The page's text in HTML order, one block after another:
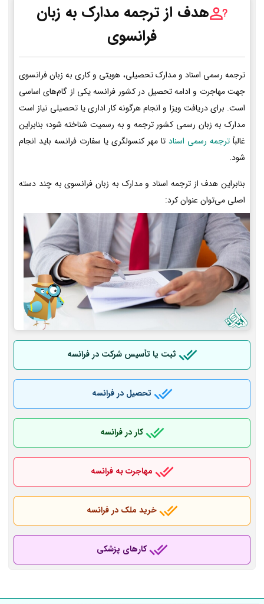
هدف از ترجمه مدارک به زبان
فرانسوی
ترجمه رسمی اسناد و مدارک تحصیلی، هویتی و کاری به زبان فرانسوی
جهت مهاجرت و ادامه تحصیل در کشور فرانسه یکی از گام‌های اساسی
است. برای دریافت ویزا و انجام هرگونه کار اداری یا تحصیلی نیاز است
مدارک به زبان رسمی کشور ترجمه و به رسمیت شناخته شود؛ بنابراین
غالباً ترجمه رسمی اسناد تا مهر کنسولگری یا سفارت فرانسه باید انجام
شود.
بنابراین هدف از ترجمه اسناد و مدارک به زبان فرانسوی به چند دسته
اصلی می‌توان عنوان کرد:
ثبت یا تأسیس شرکت در فرانسه
تحصیل در فرانسه
کار در فرانسه
مهاجرت به فرانسه
خرید ملک در فرانسه
کارهای پزشکی